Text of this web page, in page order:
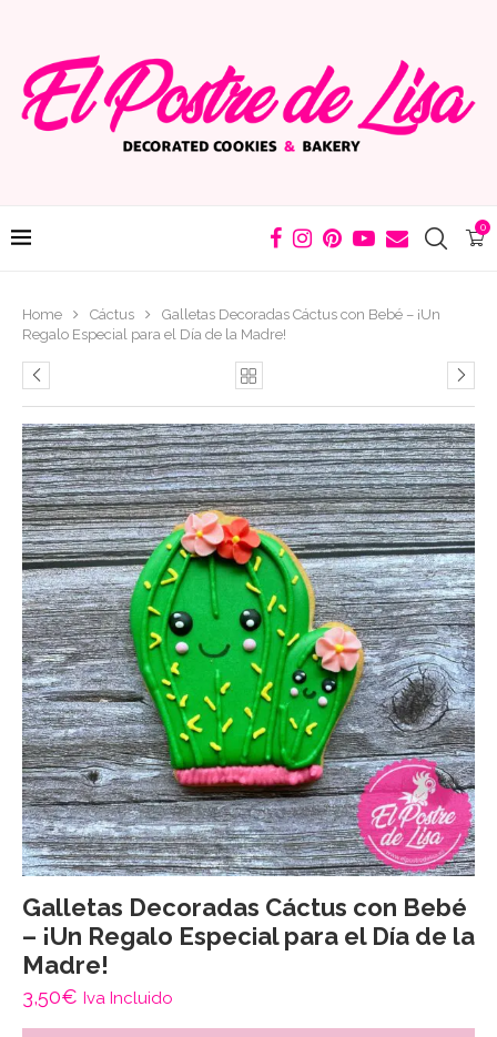
0
Home Cáctus
Galletas Decoradas Cáctus con Bebé – ¡Un
Regalo Especial para el Día de la Madre!
Galletas Decoradas Cáctus con Bebé
– ¡Un Regalo Especial para el Día de la
Madre!
3,50€ Iva Incluido